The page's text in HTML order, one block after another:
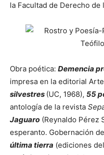
la Facultad de Derecho de
Obra poética: Demencia
impresa en la editorial
silvestres (UC, 1968), 55
antología de la revista
Jaguaro (Reynaldo Pérez
esperanto. Gobernación
última tierra (ediciones